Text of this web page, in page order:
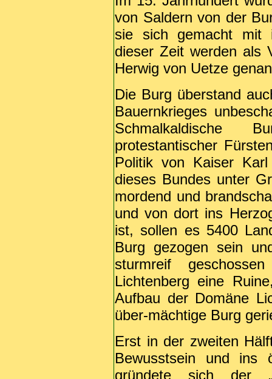
von Saldern von der
sie sich gemacht mit
dieser Zeit werden als
Herwig von Uetze
Die Burg überstand
Bauernkrieges
Schmalkaldische
protestantischer
Politik von Kaiser
dieses Bundes unter
mordend und
und von dort ins
ist, sollen es 5400
Burg gezogen sein
sturmreif
Lichtenberg eine
Aufbau der Domäne
über-mächtige Burg
Erst in der zweiten
Bewusstsein und ins
gründete sich der